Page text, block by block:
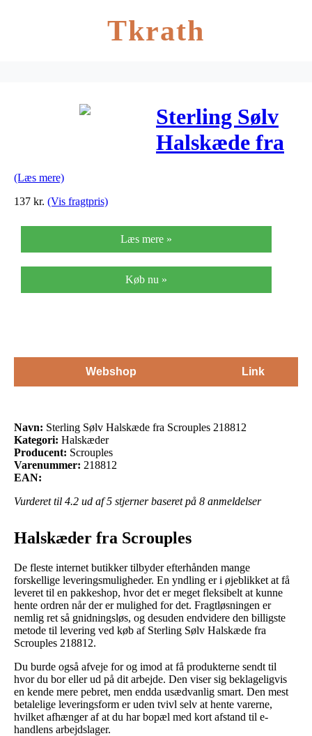
Tkrath
Sterling Sølv
Halskæde fra
(Læs mere)
137 kr. (Vis fragtpris)
Læs mere »
Køb nu »
Webshop Link
Navn: Sterling Sølv Halskæde fra Scrouples 218812
Kategori: Halskæder
Producent: Scrouples
Varenummer: 218812
EAN:
Vurderet til 4.2 ud af 5 stjerner baseret på 8 anmeldelser
Halskæder fra Scrouples
De fleste internet butikker tilbyder efterhånden mange
forskellige leveringsmuligheder. En yndling er i øjeblikket at få
leveret til en pakkeshop, hvor det er meget fleksibelt at kunne
hente ordren når der er mulighed for det. Fragtløsningen er
nemlig ret så gnidningsløs, og desuden endvidere den billigste
metode til levering ved køb af Sterling Sølv Halskæde fra
Scrouples 218812.
Du burde også afveje for og imod at få produkterne sendt til
hvor du bor eller ud på dit arbejde. Den viser sig beklageligvis
en kende mere pebret, men endda usædvanlig smart. Den mest
betalelige leveringsform er uden tvivl selv at hente varerne,
hvilket afhænger af at du har bopæl med kort afstand til e-
handlens arbejdslager.